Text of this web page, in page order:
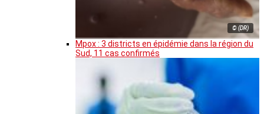
© (DR)
Mpox : 3 districts en épidémie dans la région du
Sud, 11 cas confirmés